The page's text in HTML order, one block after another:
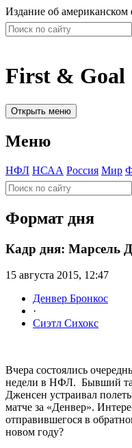
Издание об американском
First & Goal
Открыть меню
Меню
НФЛ НСАА Россия Мир
Формат дня
Кадр дня: Марсель
15 августа 2015, 12:47
Денвер Бронкос
·
Сиэтл Сихокс
Вчера состоялись
недели в НФЛ. Бывший
Дженсен устраивал
матче за «Денвер».
отправившегося в
новом году?